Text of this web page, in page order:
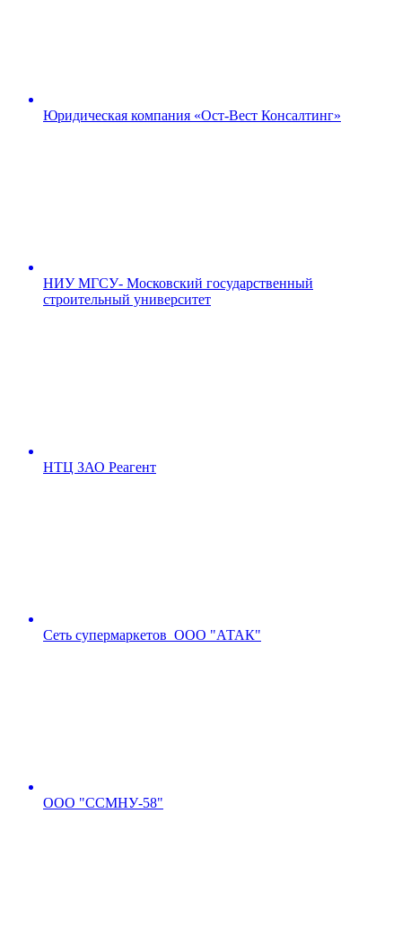
Юридическая компания «Ост-Вест Консалтинг»
НИУ МГСУ- Московский государственный
строительный университет
НТЦ ЗАО Реагент
Сеть супермаркетов ООО "АТАК"
ООО "ССМНУ-58"